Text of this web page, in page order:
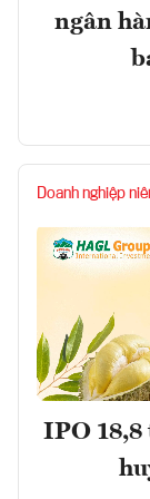
ngân
Doanh nghiệp
IPO